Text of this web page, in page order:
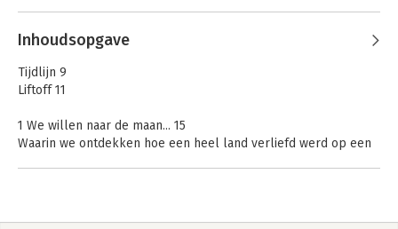
Andere boeken door Richard
Wiseman
Inhoudsopgave
Tijdlijn 9
Liftoff 11
1 We willen naar de maan... 15
Waarin we ontdekken hoe een heel land verliefd werd op een